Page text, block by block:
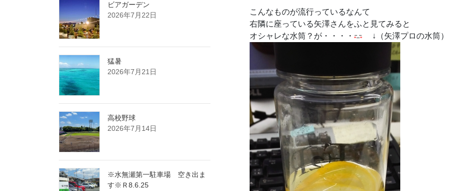
こんなものが流行っているなんて
右隣に座っている矢澤さんをふと見てみると
オシャレな水筒？が・・・・
↓（矢澤プロの水筒）
ビアガーデン
2026年7月22日
猛暑
2026年7月21日
高校野球
2026年7月14日
※水無瀬第一駐車場 空き出ま
す※Ｒ8.6.25